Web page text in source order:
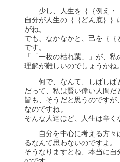
少し、人生を｛｛例え・
自分が人生の｛｛どん底｝
がね。
でも、なかなかと、己を｛
です。
「「一枚の枯れ葉」」が、
理解が難しいのでしょうかね
何で、なんて、しばしば
だって、私は賢い偉い人間
皆も、そうだと思うのです
なのですね。
そんな人達ほど、人生は辛く
自分を中心に考える方々
るなんて思わないのですよ。
そうなりますとね、本当に